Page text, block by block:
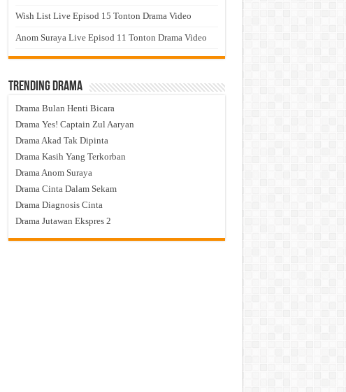
Wish List Live Episod 15 Tonton Drama Video
Anom Suraya Live Episod 11 Tonton Drama Video
Trending Drama
Drama Bulan Henti Bicara
Drama Yes! Captain Zul Aaryan
Drama Akad Tak Dipinta
Drama Kasih Yang Terkorban
Drama Anom Suraya
Drama Cinta Dalam Sekam
Drama Diagnosis Cinta
Drama Jutawan Ekspres 2